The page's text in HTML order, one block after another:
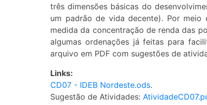
três dimensões básicas do
um padrão de vida decente). Por meio
medida da concentração de renda das
algumas ordenações já feitas para
arquivo em PDF com sugestões de
Links:
CD07 - IDEB Nordeste.ods.
Sugestão de Atividades: